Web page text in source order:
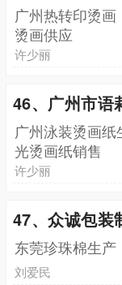
广州热转印烫
烫画供应
许少丽
46、广州市语
广州泳装烫画
光烫画纸销售
许少丽
47、众诚包装
东莞珍珠棉生
刘爱民